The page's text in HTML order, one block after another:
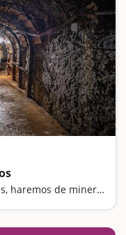
Buscaremos dinosaurios, oro, fósiles, haremos de mineros y nos sentiremos gigantes